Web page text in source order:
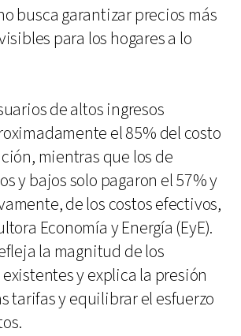
busca garantizar precios más
para los hogares a lo
de altos ingresos
el 85% del costo
mientras que los de
y bajos solo pagaron el 57% y
de los costos efectivos,
Economía y Energía (EyE).
la magnitud de los
y explica la presión
tarifas y equilibrar el esfuerzo